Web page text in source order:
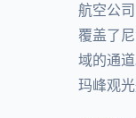
航空公
覆盖了
域的通
玛峰观光